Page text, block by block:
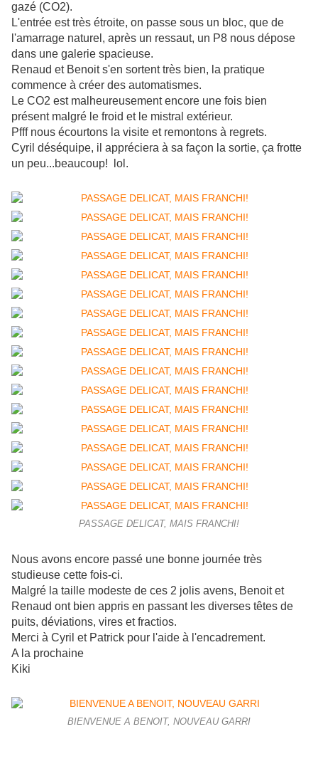
gazé (CO2).
L'entrée est très étroite, on passe sous un bloc, que de
l'amarrage naturel, après un ressaut, un P8 nous dépose
dans une galerie spacieuse.
Renaud et Benoit s'en sortent très bien, la pratique
commence à créer des automatismes.
Le CO2 est malheureusement encore une fois bien
présent malgré le froid et le mistral extérieur.
Pfff nous écourtons la visite et remontons à regrets.
Cyril déséquipe, il appréciera à sa façon la sortie, ça frotte
un peu...beaucoup! lol.
PASSAGE DELICAT, MAIS FRANCHI!
Nous avons encore passé une bonne journée très
studieuse cette fois-ci.
Malgré la taille modeste de ces 2 jolis avens, Benoit et
Renaud ont bien appris en passant les diverses têtes de
puits, déviations, vires et fractios.
Merci à Cyril et Patrick pour l'aide à l'encadrement.
A la prochaine
Kiki
BIENVENUE A BENOIT, NOUVEAU GARRI